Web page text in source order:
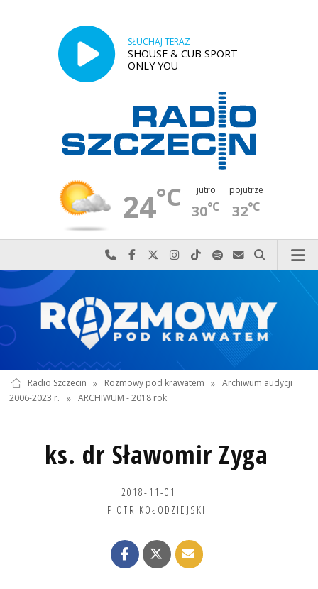
SŁUCHAJ TERAZ
SHOUSE & CUB SPORT -
ONLY YOU
24°C jutro
30°C
pojutrze
32°C
Najlepiej po prostu do nas zadzwoń
Odwiedź nas na Facebook-u
Odwiedź nas na X
Odwiedź nas na Instagram-ie
Odwiedź nas na TikTok-u
Szukaj nas na Spotify
Wyślij do nas
Szukaj
Radio Szczecin » Rozmowy pod krawatem » Archiwum audycji
2006-2023 r.
» ARCHIWUM - 2018 rok
ks. dr Sławomir Zyga
2018-11-01
PIOTR KOŁODZIEJSKI